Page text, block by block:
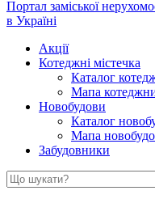
Портал заміської
в Україні
Акції
Котеджні містечка
Каталог
Мапа
Новобудови
Каталог
Мапа
Забудовники